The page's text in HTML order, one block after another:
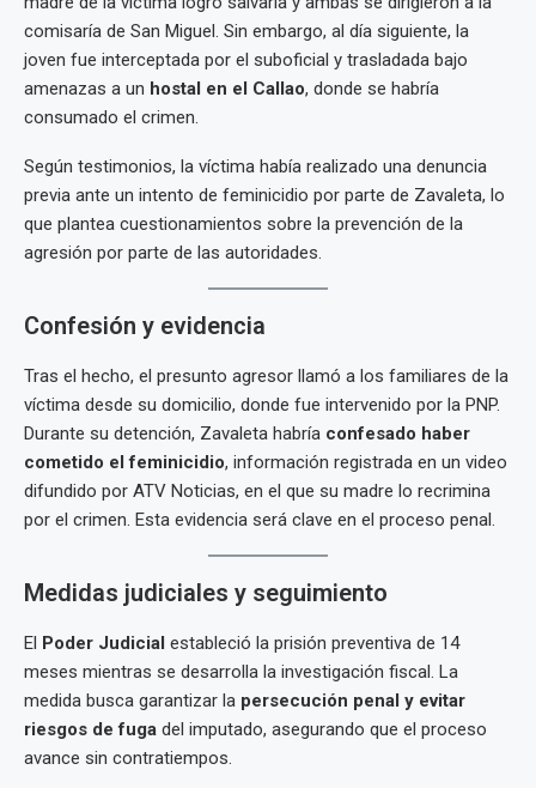
comisaría de San Miguel. Sin embargo, al día siguiente, la
joven fue interceptada por el suboficial y trasladada bajo
amenazas a un hostal en el Callao, donde se habría
consumado el crimen.
Según testimonios, la víctima había realizado una denuncia
previa ante un intento de feminicidio por parte de Zavaleta, lo
que plantea cuestionamientos sobre la prevención de la
agresión por parte de las autoridades.
Confesión y evidencia
Tras el hecho, el presunto agresor llamó a los familiares de la
víctima desde su domicilio, donde fue intervenido por la PNP.
Durante su detención, Zavaleta habría confesado haber
cometido el feminicidio, información registrada en un video
difundido por ATV Noticias, en el que su madre lo recrimina
por el crimen. Esta evidencia será clave en el proceso penal.
Medidas judiciales y seguimiento
El Poder Judicial estableció la prisión preventiva de 14
meses mientras se desarrolla la investigación fiscal. La
medida busca garantizar la persecución penal y evitar
riesgos de fuga del imputado, asegurando que el proceso
avance sin contratiempos.